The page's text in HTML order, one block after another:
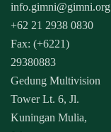
info.gimni@gimni.org
+62 21 2938 0830
Fax: (+6221)
29380883
Gedung Multivision
Tower Lt. 6, Jl.
Kuningan Mulia,